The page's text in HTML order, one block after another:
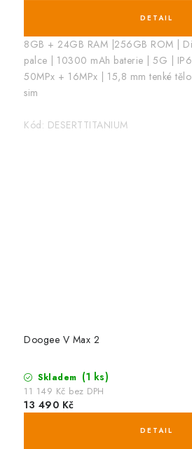
8GB + 24GB RAM |256GB ROM |
palce | 10300 mAh baterie | 5G |
50MPx + 16MPx | 15,8 mm tenké
sim
Kód: DESERTTITANIUM
Doogee V Max 2
Skladem (1 ks)
11 149 Kč bez DPH
13 490 Kč